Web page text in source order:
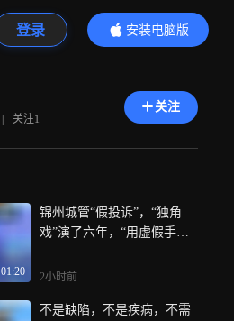
登录
安装电脑版
内容更精彩
| 关注1
关注
01:20
锦州城管“假投诉”，“独角
戏”演了六年，“用虚假手段
的，群众感受才是真
2小时前
不是缺陷，不是疾病，不需